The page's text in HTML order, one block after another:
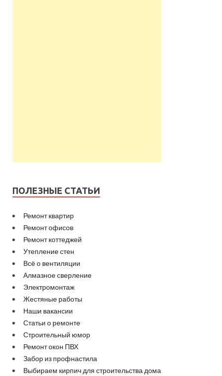
ПОЛЕЗНЫЕ СТАТЬИ
Ремонт квартир
Ремонт офисов
Ремонт коттеджей
Утепление стен
Всё о вентиляции
Алмазное сверление
Электромонтаж
Жестяные работы
Наши вакансии
Статьи о ремонте
Строительный юмор
Ремонт окон ПВХ
Забор из профнастила
Выбираем кирпич для строительства дома